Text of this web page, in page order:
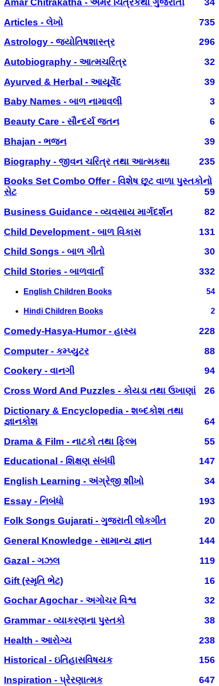
Amar Chitrakatha - અમર ચિત્રકથા ગુજરાતી
34
Articles - લેખો
735
Astrology - જ્યોતિષશાસ્ત્ર
296
Autobiography - આત્મચરિત્ર
32
Ayurved & Herbal - આયૂર્વેદ
39
Baby Names - બાળ નામાવલી
3
Beauty Care - સૌન્દર્ય જતન
6
Bhajan - ભજન
39
Biography - જીવન ચરિત્ર તથા આત્મકથા
235
Books Set Combo Offer - વિશેષ છૂટ વાળા પુસ્તકોનો
સેટ
59
Business Guidance - વ્યવસાય માર્ગદર્શન
82
Child Development - બાળ વિકાસ
131
Child Songs - બાળ ગીતો
30
Child Stories - બાળવાર્તા
332
English Children Books 54
Hindi Children Books 2
Comedy-Hasya-Humor - હાસ્ય
228
Computer - કમ્પ્યુટર
88
Cookery - વાનગી
94
Cross Word And Puzzles - કોયડા તથા ઉખાણાં
26
Dictionary & Encyclopedia - શબ્દકોશ તથા
જ્ઞાનકોશ
64
Drama & Film - નાટકો તથા ફિલ્મ
55
Educational - શિક્ષણ સંબંધી
147
English Learning - અંગ્રેજી શીખો
34
Essay - નિબંધો
193
Folk Songs Gujarati - ગુજરાતી લોકગીત
20
General Knowledge - સામાન્ય જ્ઞાન
144
Gazal - ગઝલ
119
Gift (સ્મૃતિ ભેટ)
16
Gochar Agochar - અગોચર વિશ્વ
32
Grammar - વ્યાકરણના પુસ્તકો
38
Health - આરોગ્ય
238
Historical - ઇતિહાસવિષયક
156
Inspiration - પ્રેરણાત્મક
647